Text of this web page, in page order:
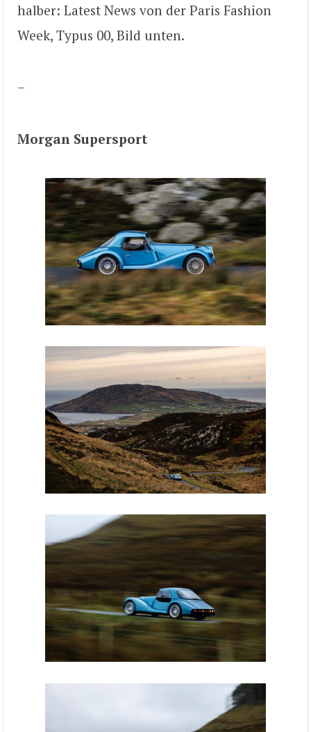
halber: Latest News von der Paris Fashion
Week, Typus 00, Bild unten.
–
Morgan Supersport